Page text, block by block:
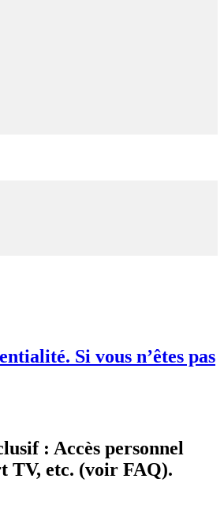
Si vous n’êtes pas
: Accès personnel
TV, etc. (voir FAQ).